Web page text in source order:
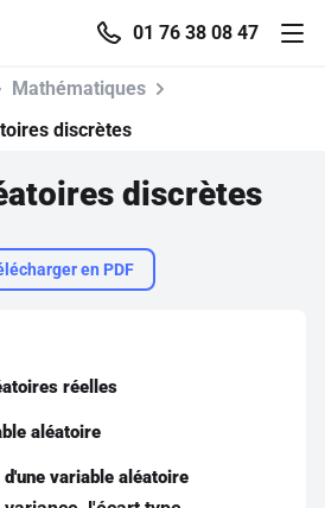
01 76 38 08 47
Mathématiques
discrètes
discrètes
en PDF
réelles
aléatoire
variable aléatoire